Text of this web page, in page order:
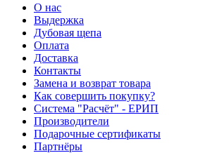
О нас
Выдержка
Дубовая щепа
Оплата
Доставка
Контакты
Замена и возврат товара
Как совершить покупку?
Система "Расчёт" - ЕРИП
Производители
Подарочные сертификаты
Партнёры